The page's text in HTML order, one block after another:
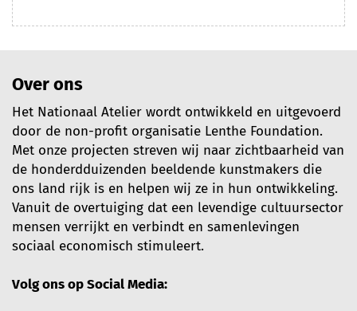
Over ons
Het Nationaal Atelier wordt ontwikkeld en uitgevoerd
door de non-profit organisatie Lenthe Foundation.
Met onze projecten streven wij naar zichtbaarheid van
de honderdduizenden beeldende kunstmakers die
ons land rijk is en helpen wij ze in hun ontwikkeling.
Vanuit de overtuiging dat een levendige cultuursector
mensen verrijkt en verbindt en samenlevingen
sociaal economisch stimuleert.
Volg ons op Social Media: